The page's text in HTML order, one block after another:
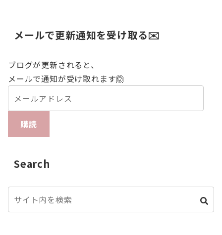
メールで更新通知を受け取る✉️
ブログが更新されると、
メールで通知が受け取れます🙆
購読
Search